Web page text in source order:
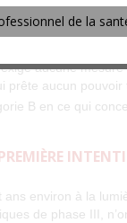
l’AG inhibe moins
la portée possible
bonne tolérabilité
aucune
aucun
B en ce qui
environ à la
de phase III,
de la